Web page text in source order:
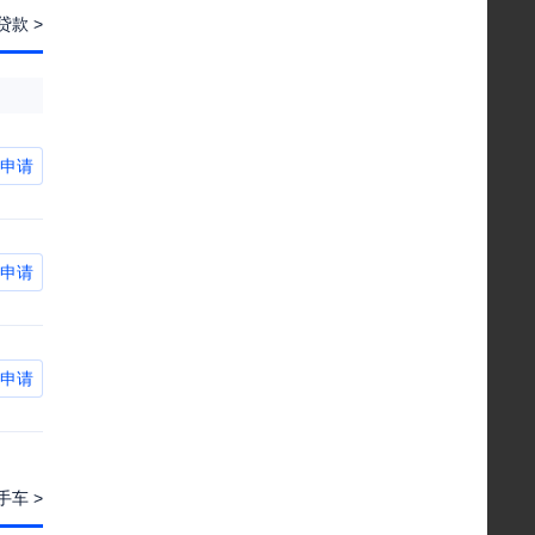
款 >
请
请
请
车 >